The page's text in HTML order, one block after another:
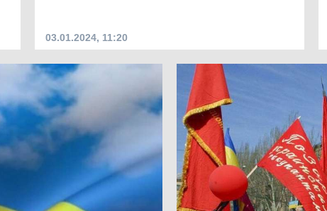
03.01.2024, 11:20